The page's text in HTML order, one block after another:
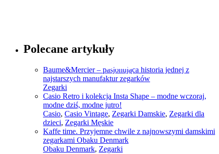
Sprawdź
Polecane artykuły
Baume&Mercier – pasjonująca historia jednej z
najstarszych manufaktur zegarków
Zegarki
Casio Retro i kolekcja Insta Shape – modne wczoraj,
modne dziś, modne jutro!
Casio, Casio Vintage, Zegarki Damskie, Zegarki dla
dzieci, Zegarki Męskie
Kaffe time. Przyjemne chwile z najnowszymi damskimi
zegarkami Obaku Denmark
Obaku Denmark, Zegarki